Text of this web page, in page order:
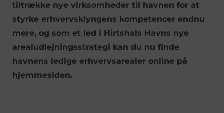
tiltrække nye virksomheder til havnen for at
styrke erhvervsklyngens kompetencer endnu
mere, og som et led i Hirtshals Havns nye
arealudlejningsstrategi kan du nu finde
havnens ledige erhvervsarealer online på
hjemmesiden.